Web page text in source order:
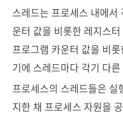
스레드는 프로세스 내에
운터 값을 비롯한 레지스
프로그램 카운터 값을 비
기에 스레드마다 각기 다
프로세스의 스레드들은
지한 채 프로세스 자원을